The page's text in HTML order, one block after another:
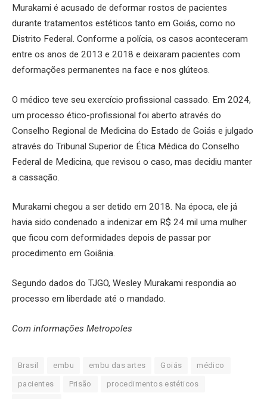
Murakami é acusado de deformar rostos de pacientes
durante tratamentos estéticos tanto em Goiás, como no
Distrito Federal. Conforme a polícia, os casos aconteceram
entre os anos de 2013 e 2018 e deixaram pacientes com
deformações permanentes na face e nos glúteos.
O médico teve seu exercício profissional cassado. Em 2024,
um processo ético-profissional foi aberto através do
Conselho Regional de Medicina do Estado de Goiás e julgado
através do Tribunal Superior de Ética Médica do Conselho
Federal de Medicina, que revisou o caso, mas decidiu manter
a cassação.
Murakami chegou a ser detido em 2018. Na época, ele já
havia sido condenado a indenizar em R$ 24 mil uma mulher
que ficou com deformidades depois de passar por
procedimento em Goiânia.
Segundo dados do TJGO, Wesley Murakami respondia ao
processo em liberdade até o mandado.
Com informações Metropoles
Brasil embu embu das artes Goiás médico
pacientes Prisão procedimentos estéticos